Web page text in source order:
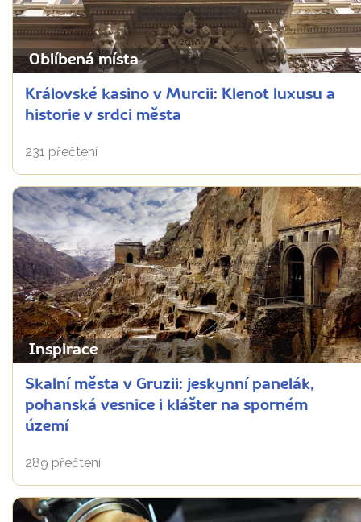
Oblíbená místa
Královské kasino v Murcii: Klenot luxusu a
historie v srdci města
231 přečtení
Inspirace
Skalní města v Gruzii: jeskynní panelák,
pohanská vesnice i klášter na sporném
území
289 přečtení